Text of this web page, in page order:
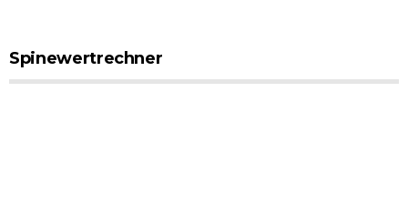
Spinewertrechner